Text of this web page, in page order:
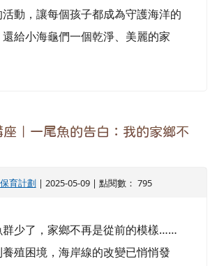
動，讓每個孩子都成為守護海洋的
給小海龜們一個乾淨、美麗的家
座｜一尾魚的告白：我的家鄉不
育計劃| 2025-05-09 | 點閱數： 795
群少了，家鄉不再是從前的模樣……
殖困境，海岸線的改變已悄悄發